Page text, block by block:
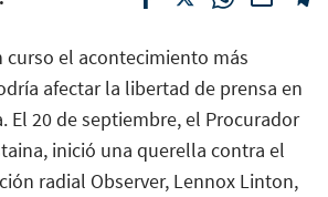
curso el acontecimiento más
afectar la libertad de prensa en
El 20 de septiembre, el Procurador
inició una querella contra el
radial Observer, Lennox Linton,